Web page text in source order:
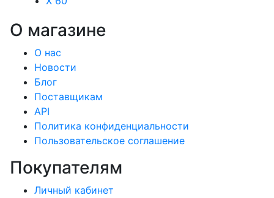
О магазине
О нас
Новости
Блог
Поставщикам
API
Политика конфиденциальности
Пользовательское соглашение
Покупателям
Личный кабинет